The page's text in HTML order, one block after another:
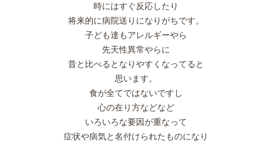
時にはすぐ反応したり
将来的に病院送りになりがちです。
子ども達もアレルギーやら
先天性異常やらに
昔と比べるとなりやすくなってると
思います。
食が全てではないですし
心の在り方などなど
いろいろな要因が重なって
症状や病気と名付けられたものになり